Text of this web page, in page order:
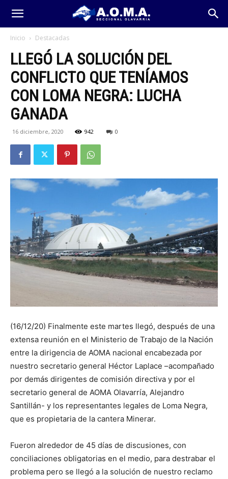
Inicio Destacadas
LLEGÓ LA SOLUCIÓN DEL
CONFLICTO QUE TENÍAMOS
CON LOMA NEGRA: LUCHA
GANADA
16 diciembre, 2020 942 0
(16/12/20) Finalmente este martes llegó, después de una
extensa reunión en el Ministerio de Trabajo de la Nación
entre la dirigencia de AOMA nacional encabezada por
nuestro secretario general Héctor Laplace –acompañado
por demás dirigentes de comisión directiva y por el
secretario general de AOMA Olavarría, Alejandro
Santillán- y los representantes legales de Loma Negra,
que es propietaria de la cantera Minerar.
Fueron alrededor de 45 días de discusiones, con
conciliaciones obligatorias en el medio, para destrabar el
problema pero se llegó a la solución de nuestro reclamo